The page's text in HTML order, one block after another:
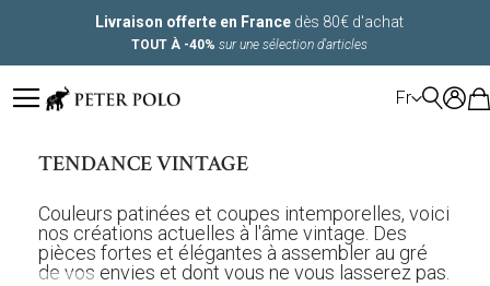
Livraison offerte en France dès 80€ d'achat
TOUT À -40% sur une sélection d'articles
LANGUE
Fr
TENDANCE VINTAGE
Couleurs patinées et coupes intemporelles, voici
nos créations actuelles à l'âme vintage. Des
pièces fortes et élégantes à assembler au gré
de vos envies et dont vous ne vous lasserez pas.